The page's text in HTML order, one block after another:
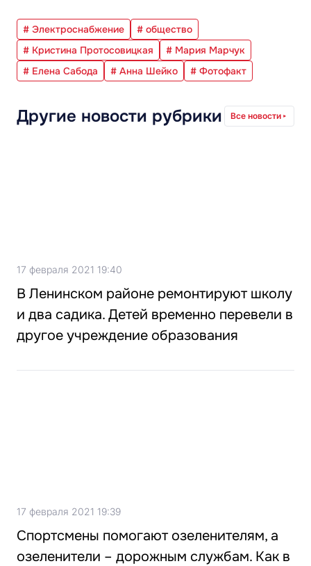
# Электроснабжение
# общество
# Кристина Протосовицкая
# Мария Марчук
# Елена Сабода
# Анна Шейко # Фотофакт
Другие новости рубрики Все новости
17 февраля 2021 19:40
В Ленинском районе ремонтируют школу
и два садика. Детей временно перевели в
другое учреждение образования
17 февраля 2021 19:39
Спортсмены помогают озеленителям, а
озеленители – дорожным службам. Как в